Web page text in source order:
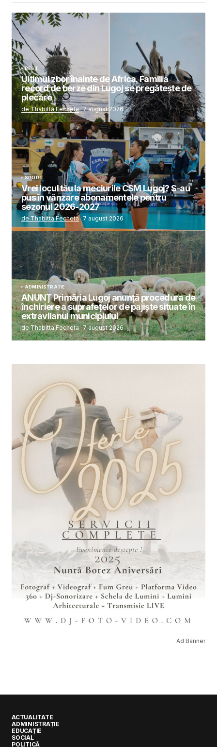
BEST
Ultimul zbor înainte de Africa. Familia
record de berze din Lugoj se pregătește de
plecare
de Thabitta Fecheta 7 august 2026
SPORT
Vrei locul tău la meciurile CSM Lugoj? S-au
pus în vânzare abonamentele pentru
sezonul 2026-2027
de Thabitta Fecheta 7 august 2026
ADMINISTRAȚIE
ANUNȚ Primăria Lugoj anunță procedura de
închiriere a suprafețelor de pajiște situate în
extravilanul municipiului
de Thabitta Fecheta 7 august 2026
Ad Banner
ACTUALITATE
ADMINISTRAȚIE
EDUCAȚIE
SOCIAL
POLITICĂ